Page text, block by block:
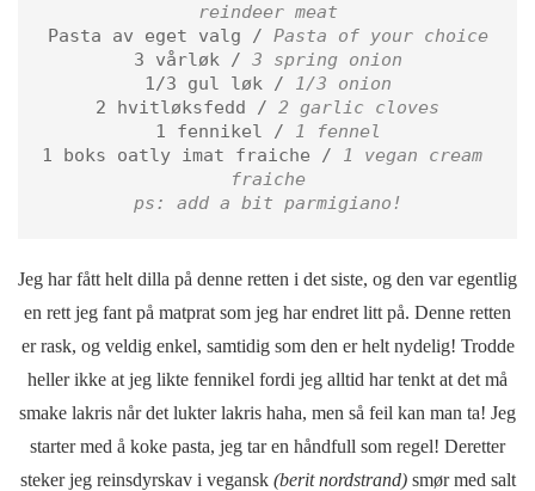
reindeer meat
Pasta av eget valg / Pasta of your choice
3 vårløk / 3 spring onion
1/3 gul løk / 1/3 onion
2 hvitløksfedd / 2 garlic cloves
1 fennikel / 1 fennel
1 boks oatly imat fraiche / 1 vegan cream
fraiche
ps: add a bit parmigiano!
Jeg har fått helt dilla på denne retten i det siste, og den var egentlig
en rett jeg fant på matprat som jeg har endret litt på. Denne retten
er rask, og veldig enkel, samtidig som den er helt nydelig! Trodde
heller ikke at jeg likte fennikel fordi jeg alltid har tenkt at det må
smake lakris når det lukter lakris haha, men så feil kan man ta! Jeg
starter med å koke pasta, jeg tar en håndfull som regel! Deretter
steker jeg reinsdyrskav i vegansk(berit nordstrand)smør med salt